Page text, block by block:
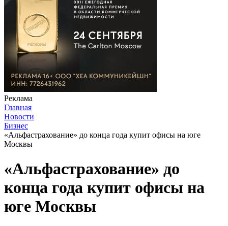
Реклама
Главная
Новости
Бизнес
«Альфастрахование» до конца года купит офисы на юге
Москвы
«Альфастрахование» до
конца года купит офисы на
юге Москвы